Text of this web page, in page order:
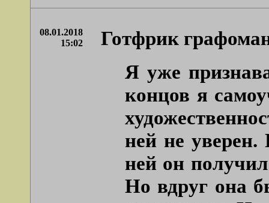
08.01.2018
15:02
Готфрик
Я уже
концов я
ней не уверен.
ней он
Но вдруг она